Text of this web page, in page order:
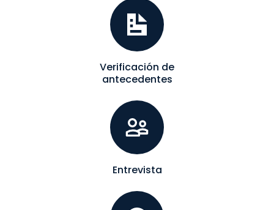
Verificación de
antecedentes
Entrevista